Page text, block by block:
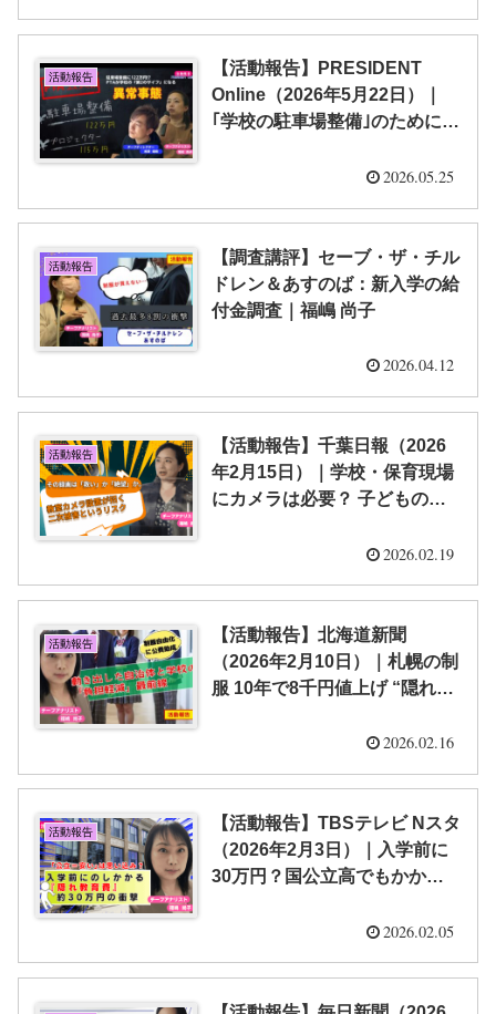
か【栁澤 靖明・福嶋 尚子】
活動報告
【活動報告】PRESIDENT
Online（2026年5月22日）｜
｢学校の駐車場整備｣のために
円…学校が親に”サイフ機能”を
明・福嶋 尚子】
2026.05.25
活動報告
【調査講評】セーブ・ザ・チル
ドレン＆あすのば：新入学の給
付金調査｜福嶋 尚子
2026.04.12
活動報告
【活動報告】千葉日報（2026
年2月15日）｜学校・保育現場
にカメラは必要？ 子どもの見
Kids+【福嶋 尚子】
2026.02.19
活動報告
【活動報告】北海道新聞
（2026年2月10日）｜札幌の制
服 10年で8千円値上げ “隠れ教
200万円 負担減へ見直しの動き
2026.02.16
活動報告
【活動報告】TBSテレビ Nスタ
（2026年2月3日）｜入学前に
30万円？国公立高でもかかる
に加え制服代高騰の背景に“多
TBS NEWS DIG【福嶋 尚子】
2026.02.05